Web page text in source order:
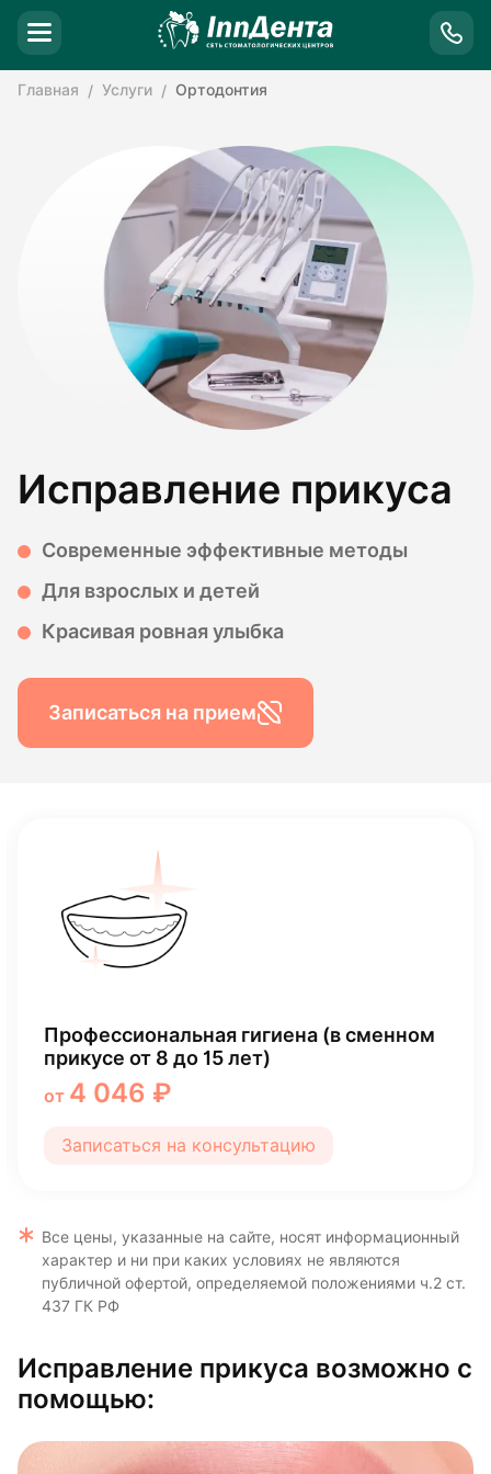
Главная Услуги Ортодонтия
Исправление прикуса
Современные эффективные методы
Для взрослых и детей
Красивая ровная улыбка
Записаться на прием
Установка брекет системы
45 000 ₽
Записаться на консультацию
Все цены, указанные на сайте, носят информационный
характер и ни при каких условиях не являются
публичной офертой, определяемой положениями ч.2 ст.
437 ГК РФ
Исправление прикуса возможно с
помощью: